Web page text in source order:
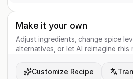
Make it your own
Adjust ingredients, change spice
alternatives, or let AI reimagine this
Customize Recipe